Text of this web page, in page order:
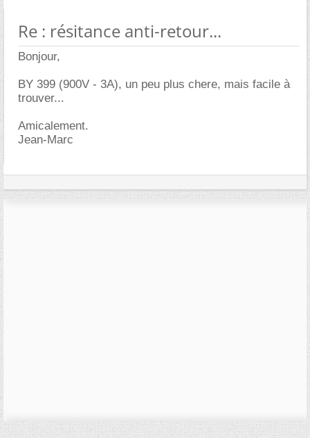
Re : résitance anti-retour...
Bonjour,
BY 399 (900V - 3A), un peu plus chere, mais facile à
trouver...
Amicalement.
Jean-Marc